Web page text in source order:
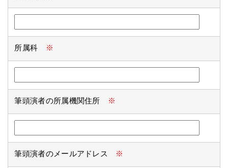
所属科 ※
筆頭演者の所属機関住所 ※
筆頭演者のメールアドレス ※